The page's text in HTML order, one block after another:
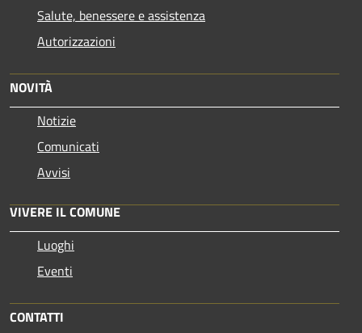
Salute, benessere e assistenza
Autorizzazioni
NOVITÀ
Notizie
Comunicati
Avvisi
VIVERE IL COMUNE
Luoghi
Eventi
CONTATTI